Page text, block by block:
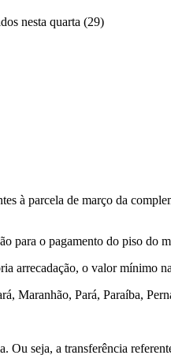
nesta quarta (29)
à parcela de março da
para o pagamento do piso do
arrecadação, o valor mínimo
Maranhão, Pará, Paraíba,
Ou seja, a transferência